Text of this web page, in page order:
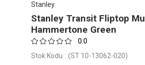
Stanley
Stanley Transit Fliptop
Hammertone Green
0.0
Stok Kodu (ST 10-13062-020)